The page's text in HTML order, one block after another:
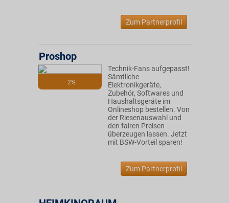
Zum Partnerprofil
2%
Proshop
Technik-Fans aufgepasst!
Sämtliche
Elektronikgeräte,
Zubehör, Softwares und
Haushaltsgeräte im
Onlineshop bestellen. Von
der Riesenauswahl und
den fairen Preisen
überzeugen lassen. Jetzt
mit BSW-Vorteil sparen!
Zum Partnerprofil